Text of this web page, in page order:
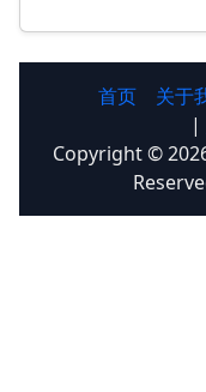
首页 关于
|
Copyright ©